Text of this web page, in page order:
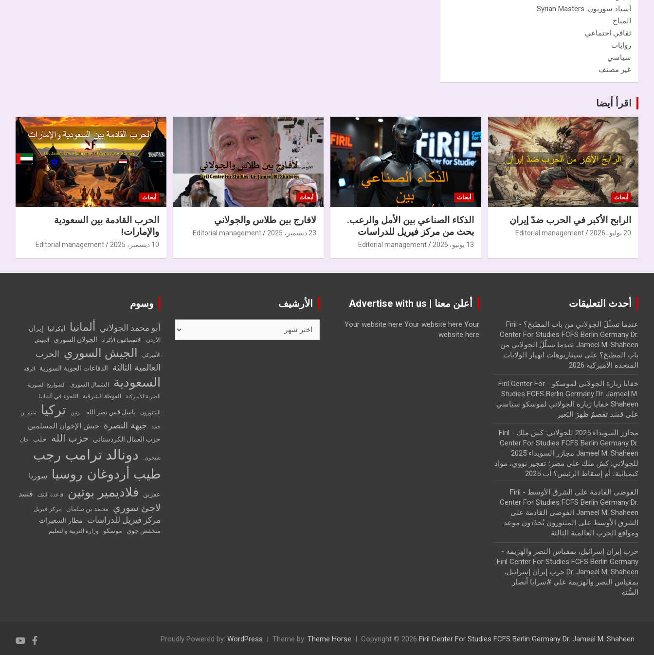
أسياد سوريون. Syrian Masters
المناخ
ثقافي اجتماعي
روايات
سياسي
غير مصنف
اقرأ أيضا
أبحاث
الرابح الأكبر في الحرب ضدّ إيران
20 يوليو، 2026 Editorial management
أبحاث
الذكاء الصناعي بين الأمل والرعب.
بحث من مركز فيريل للدراسات
13 يونيو، 2026 Editorial management
أبحاث
لافارج بين طلاس والجولاني
23 ديسمبر، 2025 Editorial management
أبحاث
الحرب القادمة بين السعودية
والإمارات!
10 ديسمبر، 2025 Editorial management
أحدث التعليقات
عندما تسلّلَ الجولاني من باب المطبخ؟ - Firil
Center For Studies FCFS Berlin Germany Dr.
Jameel M. Shaheen عندما تسلّلَ الجولاني من
باب المطبخ؟ على سيناريوهات انهيار الولايات
المتحدة الأميركية 2026
خفايا زيارة الجولاني لموسكو - Firil Center For
Studies FCFS Berlin Germany Dr. Jameel M.
Shaheen خفايا زيارة الجولاني لموسكو سياسي
على قسَد تقصمُ ظهرَ البَعير
مجازر السويداء 2025 للجولاني: كش ملك - Firil
Center For Studies FCFS Berlin Germany Dr.
Jameel M. Shaheen مجازر السويداء 2025
للجولاني: كش ملك على مصر؛ تفجير نووي، مواد
كيميائية، أم إسقاط الرئيس؟ آب 2025
الفوضى القادمة على الشرق الأوسط - Firil
Center For Studies FCFS Berlin Germany Dr.
Jameel M. Shaheen الفوضى القادمة على
الشرق الأوسط على المتنورون يُحدّدون موعد
ومواقع الحرب العالمية الثالثة
حرب إيران إسرائيل، بمقياس النصر والهزيمة -
Firil Center For Studies FCFS Berlin Germany
Dr. Jameel M. Shaheen حرب إيران إسرائيل،
بمقياس النصر والهزيمة على #سرايا أنصار
السُّنة
أعلن معنا | Advertise with us
Your website here Your website here Your
website here
الأرشيف وسوم
أبو محمد الجولاني ألمانيا أوكرانيا إيران
الأردن الانفصاليون الأكراد الجولان السوري الجيش
الأميركي الجيش السوري الحرب
العالمية الثالثة
الدفاعات الجوية السورية الرقة
السعودية الشمال السوري
الصواريخ السورية
الضربة الأميركية
الغوطة الشرقية اللجوء في ألمانيا
المتنورون باسل قس نصر الله بوتين تركيا تميم بن
حمد جبهة النصرة جيش الإخوان المسلمين
حزب العمال الكردستاني حزب الله حلب خان
شيخون. دونالد ترامب رجب
طيب أردوغان روسيا سوريا
عفرين فلاديمير بوتين قاعدة التنف قسد
لاجئ سوري محمد بن سلمان مركز فيريل
مركز فيريل للدراسات مطار الشعيرات
منخفض جوي موسكو وزارة التربية والتعليم
Copyright © 2026 Firil Center For Studies FCFS Berlin Germany Dr. Jameel M. Shaheen
Theme by: Theme Horse
Proudly Powered by: WordPress